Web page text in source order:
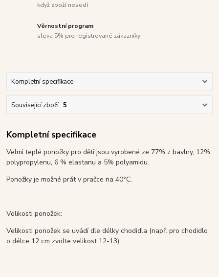
když zboží nesedí
Věrnostní program
sleva 5% pro registrované zákazníky
Kompletní specifikace
Související zboží 5
Kompletní specifikace
Velmi teplé ponožky pro děti jsou vyrobené ze 77% z bavlny, 12%
polypropylenu, 6 % elastanu a 5% polyamidu.
Ponožky je možné prát v pračce na 40°C.
Velikosti ponožek:
Velikosti ponožek se uvádí dle délky chodidla (např. pro chodidlo
o délce 12 cm zvolte velikost 12-13).